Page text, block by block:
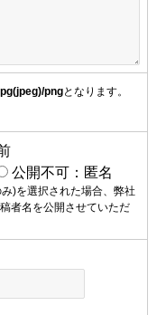
pngとなります。
公開不可：匿名
)を選択された場合、弊社
者名を公開させていただ